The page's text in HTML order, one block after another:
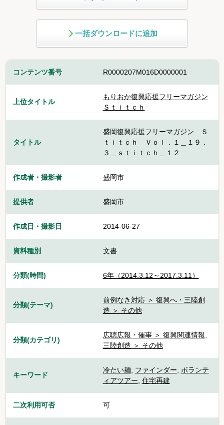
一括ダウンロードに追加
コンテンツ番号 R0000207M016D0000001
上位タイトル
もりおか復興応援フリーマガジン
Ｓｔｉｔｃｈ
タイトル
盛岡復興応援フリーマガジン Ｓ
ｔｉｔｃｈ Ｖｏｌ．１＿１９．
３＿ｓｔｉｔｃｈ＿１２
作成者・撮影者 盛岡市
提供者 盛岡市
作成日・撮影日 2014-06-27
資料種別 文書
分類(時間) 6年（2014.3.12～2017.3.11）
分類(テーマ)
前例なき対応 ＞ 復興へ・三陸創
造 ＞ その他
分類(カテゴリ)
広聴広報・催事 ＞ 復興関連情報,
三陸創造 ＞ その他
キーワード
冷たい麺, ファインダー, ボランテ
ィアツアー, 住宅再建
二次利用可否 可